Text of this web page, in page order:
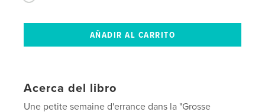
Acerca del libro
Une petite semaine d'errance dans la "Grosse